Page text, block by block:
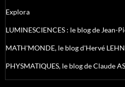
Explora
LUMINESCIENCES : le blog de Jean-
MATH'MONDE, le blog d'Hervé
PHYSMATIQUES, le blog de Claude